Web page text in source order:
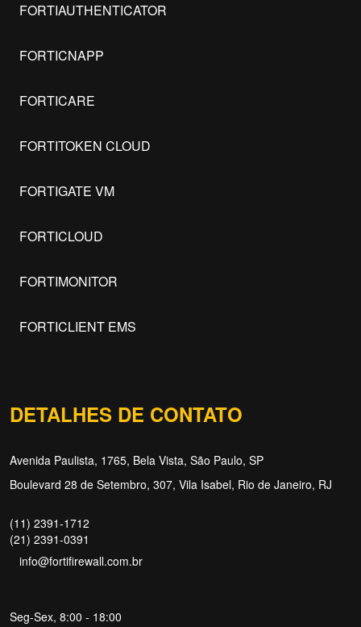
FORTIAUTHENTICATOR
FORTICNAPP
FORTICARE
FORTITOKEN CLOUD
FORTIGATE VM
FORTICLOUD
FORTIMONITOR
FORTICLIENT EMS
DETALHES DE CONTATO
Avenida Paulista, 1765, Bela Vista, São Paulo, SP
Boulevard 28 de Setembro, 307, Vila Isabel, Rio de Janeiro, RJ
(11) 2391-1712
(21) 2391-0391
info@fortifirewall.com.br
Seg-Sex, 8:00 - 18:00